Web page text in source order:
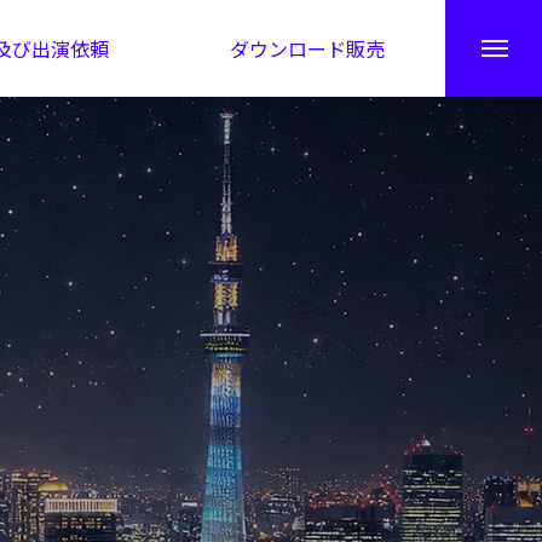
び出演依頼 ダウンロード販売
秘伝公開！吉凶カレンダー